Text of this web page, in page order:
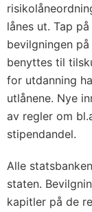
lånes ut. Tap
bevilgningen
benyttes til
for utdanning
utlånene. Nye
av regler om
stipendandel.
Alle
staten.
kapitler på de